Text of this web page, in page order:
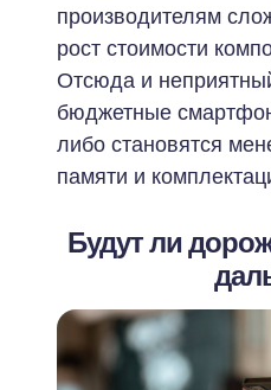
производителям
рост стоимости
Отсюда и
бюджетные
либо становятся
памяти и
Будут ли